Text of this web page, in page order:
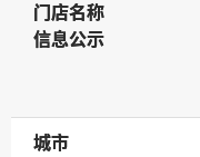
门店名称
门店名称
信息公示
信息公示
城市
城市